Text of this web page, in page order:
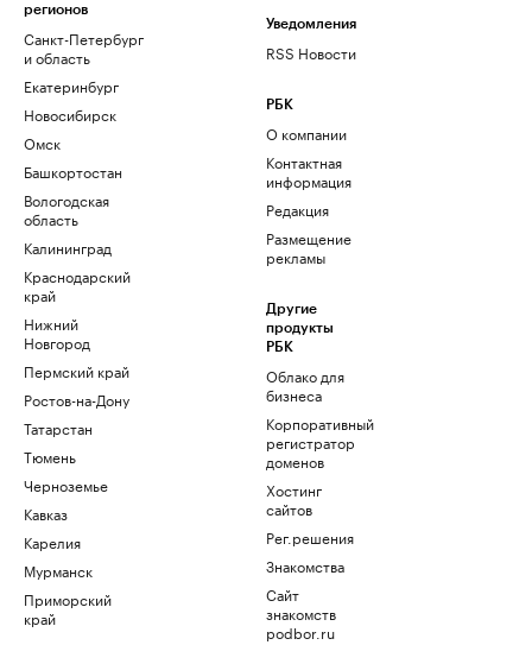
регионов
Санкт-Петербург
и область
Екатеринбург
Новосибирск
Омск
Башкортостан
Вологодская
область
Калининград
Краснодарский
край
Нижний
Новгород
Пермский край
Ростов-на-Дону
Татарстан
Тюмень
Черноземье
Кавказ
Карелия
Мурманск
Приморский
край
Уведомления
RSS Новости
РБК
О компании
Контактная
информация
Редакция
Размещение
рекламы
Другие
продукты
РБК
Облако для
бизнеса
Корпоративный
регистратор
доменов
Хостинг
сайтов
Рег.решения
Знакомства
Сайт
знакомств
podbor.ru